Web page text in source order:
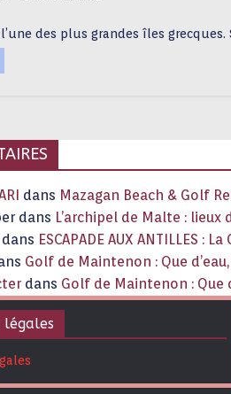
des plus grandes îles
dans Mazagan Beach & Golf
dans L’archipel de Malte :
dans ESCAPADE AUX ANTILLES : La
Golf de Maintenon : Que d’eau,
dans Golf de Maintenon : Que
légales